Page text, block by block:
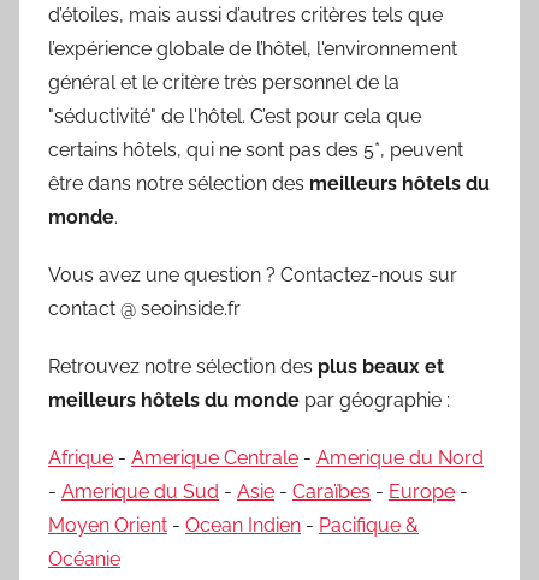
d’étoiles, mais aussi d’autres critères tels que
l’expérience globale de l’hôtel, l'environnement
général et le critère très personnel de la
"séductivité" de l'hôtel. C’est pour cela que
certains hôtels, qui ne sont pas des 5*, peuvent
être dans notre sélection des meilleurs hôtels du
monde.
Vous avez une question ? Contactez-nous sur
contact @ seoinside.fr
Retrouvez notre sélection des plus beaux et
meilleurs hôtels du monde par géographie :
Afrique - Amerique Centrale - Amerique du Nord
- Amerique du Sud - Asie - Caraïbes - Europe -
Moyen Orient - Ocean Indien - Pacifique &
Océanie